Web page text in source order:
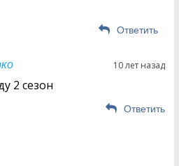
Ответить
10 лет назад
2 сезон
Ответить